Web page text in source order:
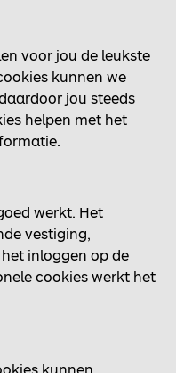
voor jou de leukste
kunnen we
jou steeds
helpen met het
werkt. Het
vestiging,
inloggen op de
cookies werkt het
kunnen